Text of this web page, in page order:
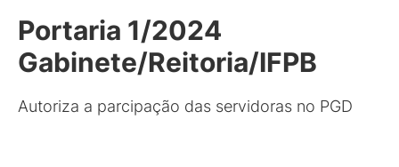
Portaria 1/2024
Gabinete/Reitoria/IFPB
Autoriza a parcipação das servidoras no PGD